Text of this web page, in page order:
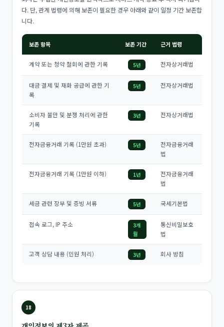
다. 단, 관계 법령에 의해 보존이 필요한 경우 아래와 같이 일정 기간 보존합
니다.
보존 항목 보존 기간 근거 법령
계약 또는 청약 철회에 관한 기록 5년 전자상거래법
대금 결제 및 재화 공급에 관한 기
록
5년 전자상거래법
소비자 불만 및 분쟁 처리에 관한
기록
3년 전자상거래법
전자금융거래 기록 (1만원 초과) 5년
전자금융거래
법
전자금융거래 기록 (1만원 이하) 1년
전자금융거래
법
세금 관련 장부 및 증빙 서류 5년 국세기본법
접속 로그, IP 주소
3개
월
통신비밀보호
법
고객 상담 내용 (민원 처리) 3년 회사 방침
18